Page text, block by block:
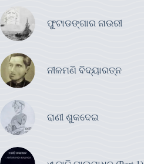
ଫୁଟାଡଙ୍ଗାର ନାଉରୀ
ନୀଳମଣି ବିଦ୍ୟାରତ୍ନ
ରାଣୀ ଶୁକଦେଇ